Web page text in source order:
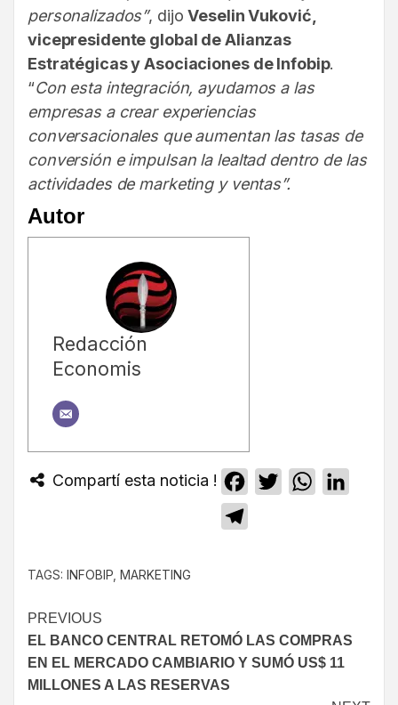
personalizados”, dijoVeselin Vuković,
vicepresidente global de Alianzas
Estratégicas y Asociaciones de Infobip.
“Con esta integración, ayudamos a las
empresas a crear experiencias
conversacionales que aumentan las tasas de
conversión e impulsan la lealtad dentro de las
actividades de marketing y ventas”.
Autor
Redacción
Economis
Compartí esta noticia ! Facebook
TwitterWhatsApp
TAGS: INFOBIP MARKETING
PREVIOUS
EL BANCO CENTRAL RETOMÓ LAS COMPRAS
EN EL MERCADO CAMBIARIO Y SUMÓ US$ 11
MILLONES A LAS RESERVAS